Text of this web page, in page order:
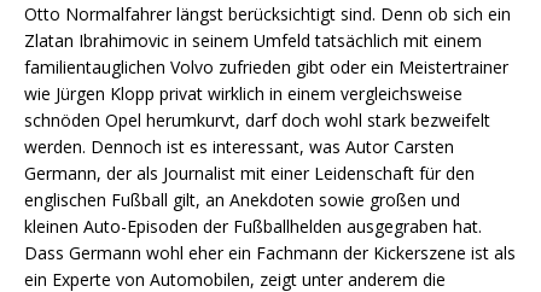
Otto Normalfahrer längst berücksichtigt sind. Denn ob sich ein
Zlatan Ibrahimovic in seinem Umfeld tatsächlich mit einem
familientauglichen Volvo zufrieden gibt oder ein Meistertrainer
wie Jürgen Klopp privat wirklich in einem vergleichsweise
schnöden Opel herumkurvt, darf doch wohl stark bezweifelt
werden. Dennoch ist es interessant, was Autor Carsten
Germann, der als Journalist mit einer Leidenschaft für den
englischen Fußball gilt, an Anekdoten sowie großen und
kleinen Auto-Episoden der Fußballhelden ausgegraben hat.
Dass Germann wohl eher ein Fachmann der Kickerszene ist als
ein Experte von Automobilen, zeigt unter anderem die